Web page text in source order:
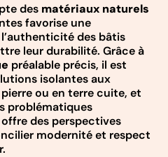
des matériaux naturels
favorise une
des bâtis
leur durabilité. Grâce à
préalable précis, il est
isolantes aux
ou en terre cuite, et
problématiques
des perspectives
modernité et respect